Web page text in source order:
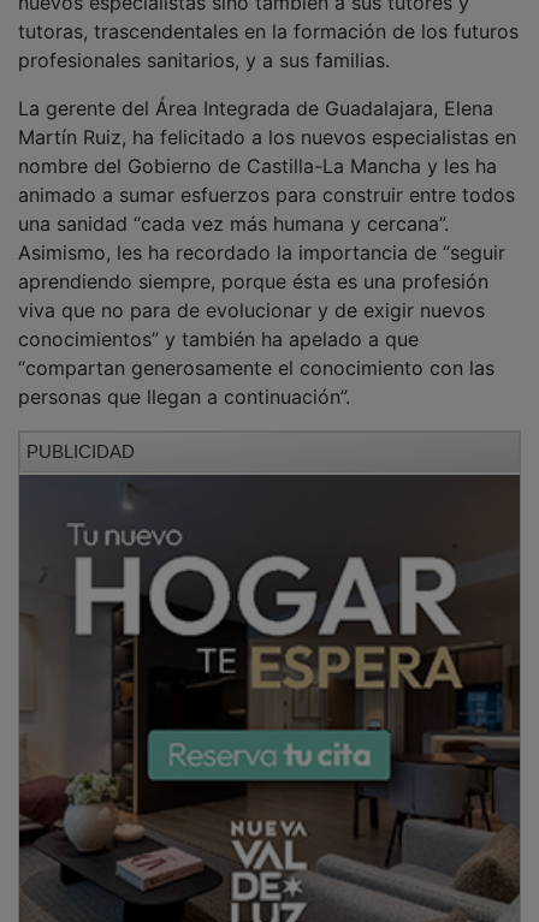
tutoras, trascendentales en la formación de los futuros
profesionales sanitarios, y a sus familias.
La gerente del Área Integrada de Guadalajara, Elena
Martín Ruiz, ha felicitado a los nuevos especialistas en
nombre del Gobierno de Castilla-La Mancha y les ha
animado a sumar esfuerzos para construir entre todos
una sanidad “cada vez más humana y cercana”.
Asimismo, les ha recordado la importancia de “seguir
aprendiendo siempre, porque ésta es una profesión
viva que no para de evolucionar y de exigir nuevos
conocimientos” y también ha apelado a que
“compartan generosamente el conocimiento con las
personas que llegan a continuación”.
Finalmente, ha recordado el importante papel que
desempeñan los profesionales de la sanidad no sólo
para curar la enfermedad sino también “para aliviar y
acompañar cuando no es posible curar”, así como su
papel trascendental para mejorar la salud de las
personas trabajando en prevención y no sólo cuando
la enfermedad aparece.
Acompañada por la coordinadora de la Unidad de
Docencia, Investigación y Formación de la GAI de
Guadalajara, María Teresa Antoral, y por la diputada
provincial del área de Bienestar Social e Igualdad,
Margarita Morera, ha pedido a los nuevos
profesionales que contribuyan con su trabajo a
“liderar, innovar y seguir construyendo una sanidad
más humana y donde las personas ganen salud”.